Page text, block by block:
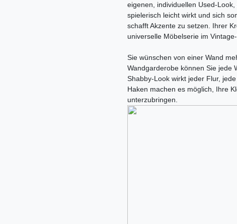
eigenen, individuellen Used-
spielerisch leicht wirkt und sich
schafft Akzente zu setzen. Ihrer
universelle Möbelserie im
Sie wünschen von einer Wand
Wandgarderobe können Sie jede
Shabby-Look wirkt jeder Flur,
Haken machen es möglich, Ihre
unterzubringen.